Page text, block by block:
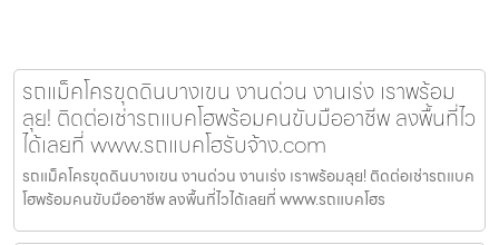
รถแม็คโครขุดดินบางเขน งานด่วน งานเร่ง เราพร้อม
ลุย! ติดต่อเช่ารถแบคโฮพร้อมคนขับมืออาชีพ ลงพื้นที่ไว
ได้เลยที่ www.รถแบคโฮรับจ้าง.com
รถแม็คโครขุดดินบางเขน งานด่วน งานเร่ง เราพร้อมลุย! ติดต่อเช่ารถแบค
โฮพร้อมคนขับมืออาชีพ ลงพื้นที่ไวได้เลยที่ www.รถแบคโฮร